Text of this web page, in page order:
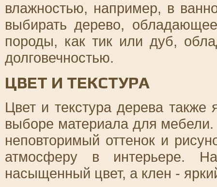
влажностью, например, в
выбирать дерево,
породы, как тик или дуб,
долговечностью.
ЦВЕТ И ТЕКСТУРА
Цвет и текстура дерева
выборе материала для
неповторимый оттенок и
атмосферу в интерьере.
насыщенный цвет, а клен -